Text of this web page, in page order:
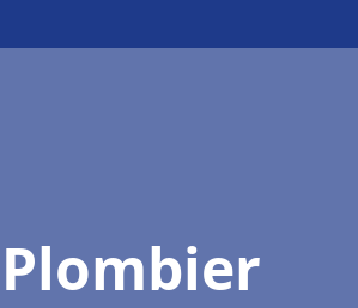
Plombier